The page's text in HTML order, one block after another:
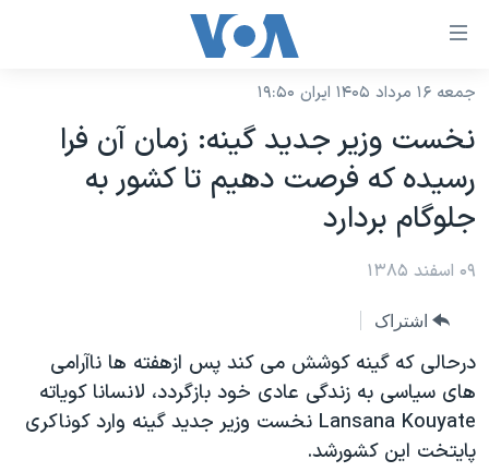
لینکهای
دسترسی
جهش
محتوای
اصلی
به
صفحه
جهش
به
جستجو
نسخه سبک وب‌سایت
موضوع ها
ایران
آمریکا
جهان
ورزشی
گزیده‌ها
ویژه برنامه‌ها
برنامه های تلویزیونی
جدول برنامه ها
صفحه‌های ویژه
جام جهانی ۲۰۲۶
عملیات خشم حماسی
۲۵۰سالگی آمریکا
فرکانس‌های صدای آمریکا
پخش رادیویی
یادگیری زبان انگلیسی
جمعه ۱۶ مرداد ۱۴۰۵ ایران ۱۹:۵۰
نخست وزير جديد گينه: زمان آن فرا
رسيده که فرصت دهيم تا کشور به
جلوگام بردارد
۰۹ اسفند ۱۳۸۵
اشتراک
درحالی که گينه کوشش می کند پس ازهفته ها ناآرامی
های سياسی به زندگی عادی خود بازگردد، لانسانا کوياته
Lansana Kouyate نخست وزير جديد گينه وارد کوناکری
پايتخت اين کشورشد.